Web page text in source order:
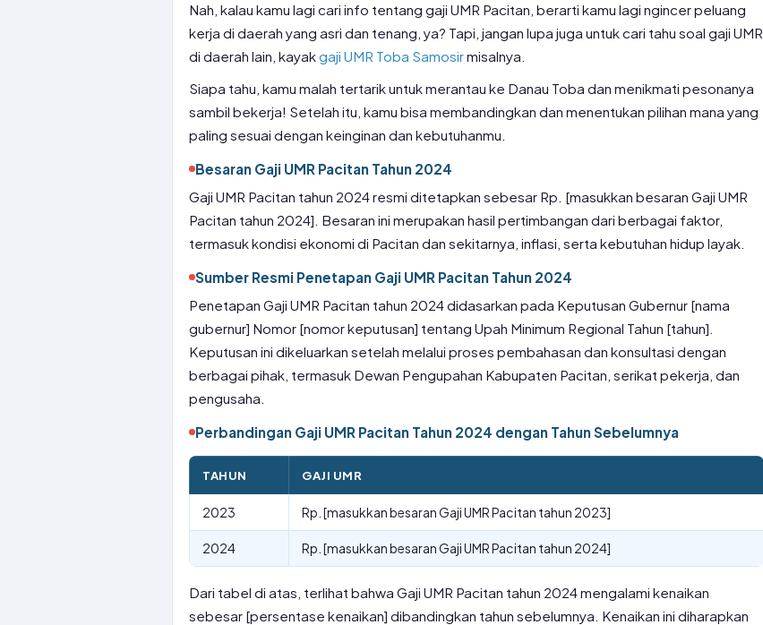
Nah, kalau kamu lagi cari info tentang gaji UMR Pacitan, berarti kamu lagi ngincer peluang
kerja di daerah yang asri dan tenang, ya? Tapi, jangan lupa juga untuk cari tahu soal gaji UMR
di daerah lain, kayakgaji UMR Toba Samosirmisalnya.
Siapa tahu, kamu malah tertarik untuk merantau ke Danau Toba dan menikmati pesonanya
sambil bekerja! Setelah itu, kamu bisa membandingkan dan menentukan pilihan mana yang
paling sesuai dengan keinginan dan kebutuhanmu.
Besaran Gaji UMR Pacitan Tahun 2024
Gaji UMR Pacitan tahun 2024 resmi ditetapkan sebesar Rp. [masukkan besaran Gaji UMR
Pacitan tahun 2024]. Besaran ini merupakan hasil pertimbangan dari berbagai faktor,
termasuk kondisi ekonomi di Pacitan dan sekitarnya, inflasi, serta kebutuhan hidup layak.
Sumber Resmi Penetapan Gaji UMR Pacitan Tahun 2024
Penetapan Gaji UMR Pacitan tahun 2024 didasarkan pada Keputusan Gubernur [nama
gubernur] Nomor [nomor keputusan] tentang Upah Minimum Regional Tahun [tahun].
Keputusan ini dikeluarkan setelah melalui proses pembahasan dan konsultasi dengan
berbagai pihak, termasuk Dewan Pengupahan Kabupaten Pacitan, serikat pekerja, dan
pengusaha.
Perbandingan Gaji UMR Pacitan Tahun 2024 dengan Tahun Sebelumnya
TAHUN GAJI UMR
2023 Rp. [masukkan besaran Gaji UMR Pacitan tahun 2023]
2024 Rp. [masukkan besaran Gaji UMR Pacitan tahun 2024]
Dari tabel di atas, terlihat bahwa Gaji UMR Pacitan tahun 2024 mengalami kenaikan
sebesar [persentase kenaikan] dibandingkan tahun sebelumnya. Kenaikan ini diharapkan